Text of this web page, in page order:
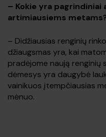
– Kokie yra pagrindiniai
artimiausiems
– Didžiausias renginių
džiaugsmas yra, kai
pradėjome naują renginių
dėmesys yra daugybė
vainikuos įtempčiausias
mėnuo.